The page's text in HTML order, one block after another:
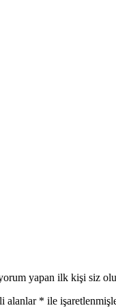
yapan ilk kişi siz
alanlar * ile